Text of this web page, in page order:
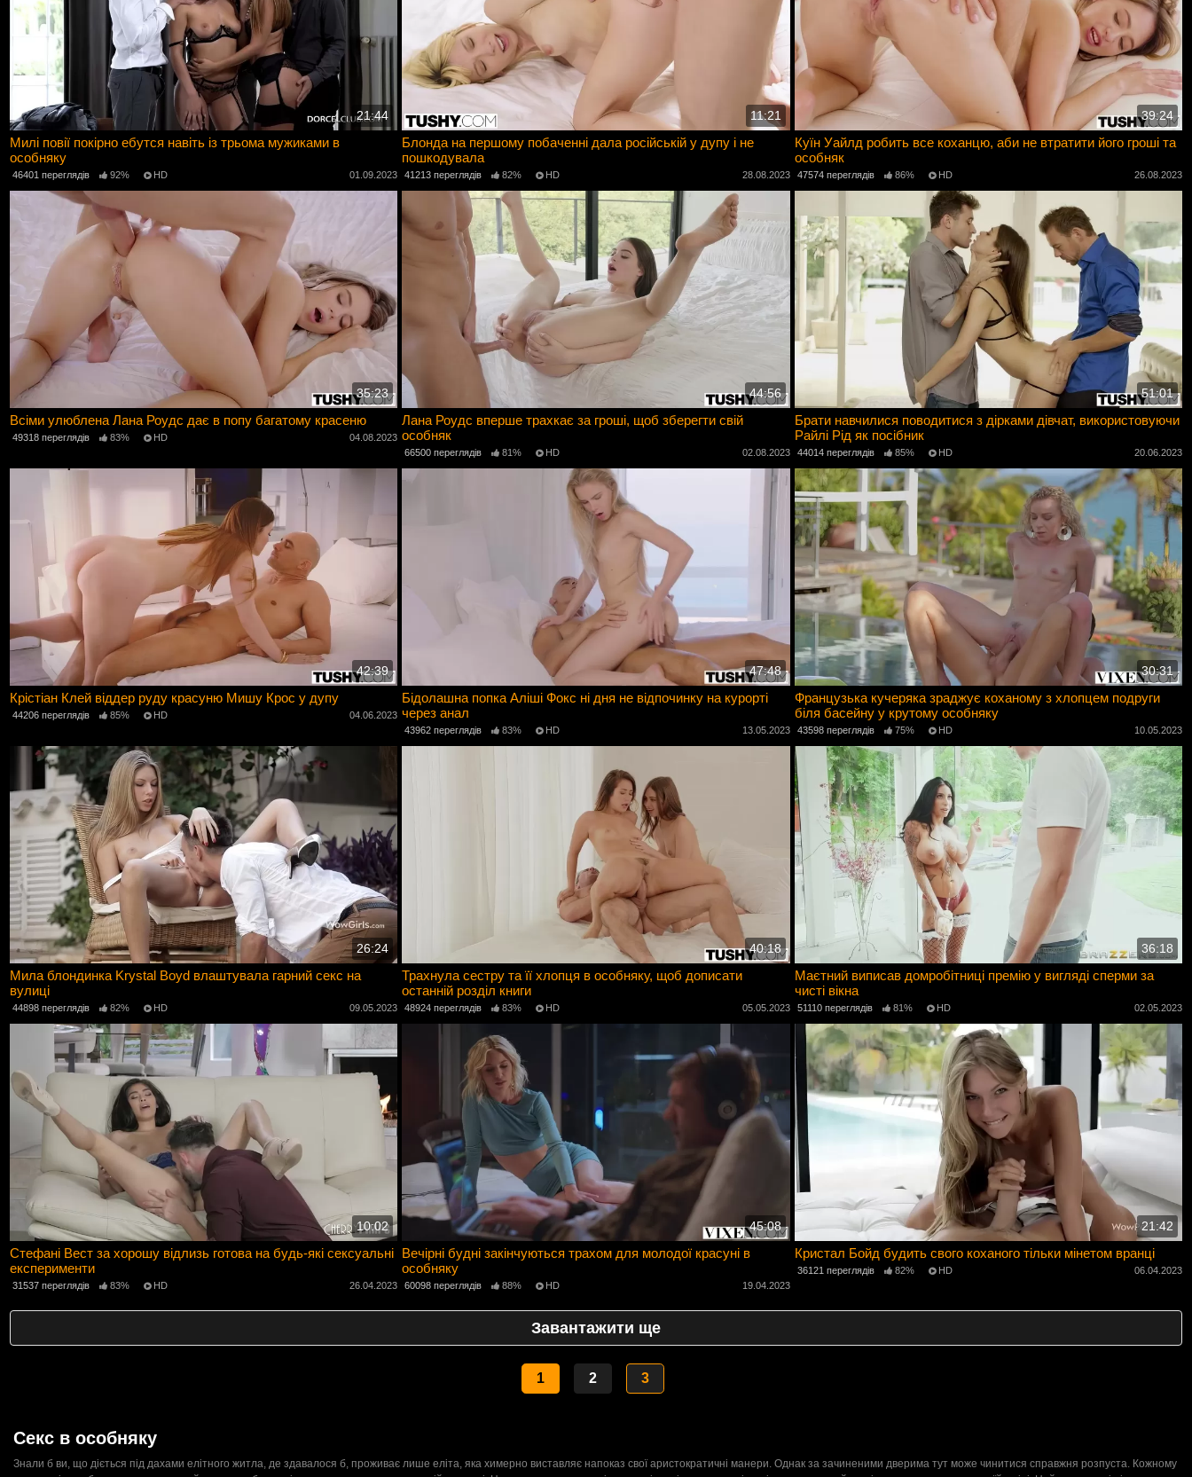
21:44
Милі повії покірно ебутся навіть із трьома мужиками в
особняку
46401 переглядів 92% HD 01.09.2023
11:21
Блонда на першому побаченні дала російській у дупу і не
пошкодувала
41213 переглядів 82% HD 28.08.2023
39:24
Куїн Уайлд робить все коханцю, аби не втратити його гроші та
особняк
47574 переглядів 86% HD 26.08.2023
35:23
Всіми улюблена Лана Роудс дає в попу багатому красеню
49318 переглядів 83% HD 04.08.2023
44:56
Лана Роудс вперше трахкає за гроші, щоб зберегти свій
особняк
66500 переглядів 81% HD 02.08.2023
51:01
Брати навчилися поводитися з дірками дівчат, використовуючи
Райлі Рід як посібник
44014 переглядів 85% HD 20.06.2023
42:39
Крістіан Клей віддер руду красуню Мишу Крос у дупу
44206 переглядів 85% HD 04.06.2023
47:48
Бідолашна попка Аліші Фокс ні дня не відпочинку на курорті
через анал
43962 переглядів 83% HD 13.05.2023
30:31
Французька кучеряка зраджує коханому з хлопцем подруги
біля басейну у крутому особняку
43598 переглядів 75% HD 10.05.2023
26:24
Мила блондинка Krystal Boyd влаштувала гарний секс на
вулиці
44898 переглядів 82% HD 09.05.2023
40:18
Трахнула сестру та її хлопця в особняку, щоб дописати
останній розділ книги
48924 переглядів 83% HD 05.05.2023
36:18
Маєтний виписав домробітниці премію у вигляді сперми за
чисті вікна
51110 переглядів 81% HD 02.05.2023
10:02
Стефані Вест за хорошу відлизь готова на будь-які сексуальні
експерименти
31537 переглядів 83% HD 26.04.2023
45:08
Вечірні будні закінчуються трахом для молодої красуні в
особняку
60098 переглядів 88% HD 19.04.2023
21:42
Кристал Бойд будить свого коханого тільки мінетом вранці
36121 переглядів 82% HD 06.04.2023
Завантажити ще
1 2 3
Секс в особняку
Знали б ви, що діється під дахами елітного житла, де здавалося б, проживає лише еліта, яка химерно виставляє напоказ свої аристократичні манери. Однак за зачиненими дверима тут може чинитися справжня розпуста. Кожному